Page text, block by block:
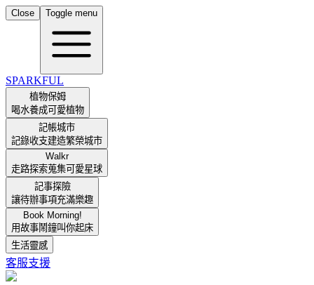
Close Toggle menu
SPARKFUL
植物保姆
喝水養成可愛植物
記帳城市
記錄收支建造繁榮城市
Walkr
走路探索蒐集可愛星球
記事探險
讓待辦事項充滿樂趣
Book Morning!
用故事鬧鐘叫你起床
生活靈感
客服支援